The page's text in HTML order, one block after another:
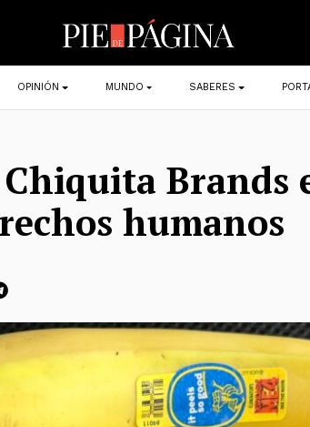
OPINIÓN MUNDO SABERES
Chiquita Brands
humanos